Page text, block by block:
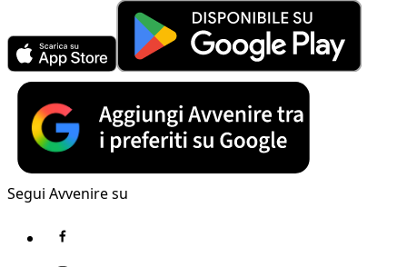
Segui Avvenire su